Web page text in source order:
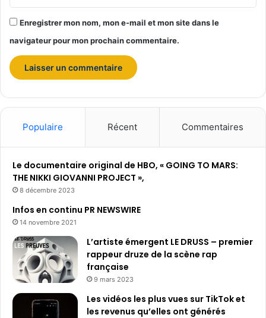
r
n
n
t
’
u
s
o
n
c
u
Enregistrer mon nom, mon e-mail et mon site dans le
navigateur pour mon prochain commentaire.
Populaire Récent Commentaires
Le documentaire original de HBO, « GOING TO MARS:
THE NIKKI GIOVANNI PROJECT »,
8 décembre 2023
Infos en continu PR NEWSWIRE
14 novembre 2021
L’artiste émergent LE DRUSS – premier
rappeur druze de la scène rap
française
9 mars 2023
Les vidéos les plus vues sur TikTok et
les revenus qu’elles ont générés